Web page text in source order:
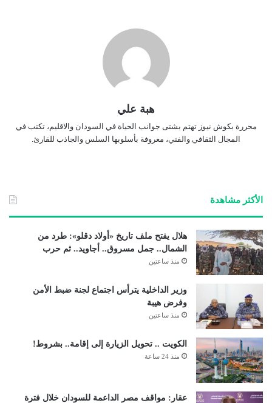
هبة علي
محررة بكوش نيوز تهتم بشتى جوانب الحياة في السودان والاقليم، تكتب في
المجال الثقافي والفني، معروفة بأسلوبها السلس والجاذب للقارئ.
الأكثر مشاهدة
هلال يفتح ملف تاريخ «أولاد دقلو»: طرد من
الشمال.. جمل مسروق.. أجاويد.. ثم حرب
منذ ساعتين
وزير الداخلية يترأس اجتماع لجنة ضبط الأمن
وفرض هيبة
منذ ساعتين
الكويت .. تحويل الزيارة إلى إقامة.. بشروط!
منذ 24 ساعة
عقار: مواقف مصر الداعمة للسودان خلال فترة